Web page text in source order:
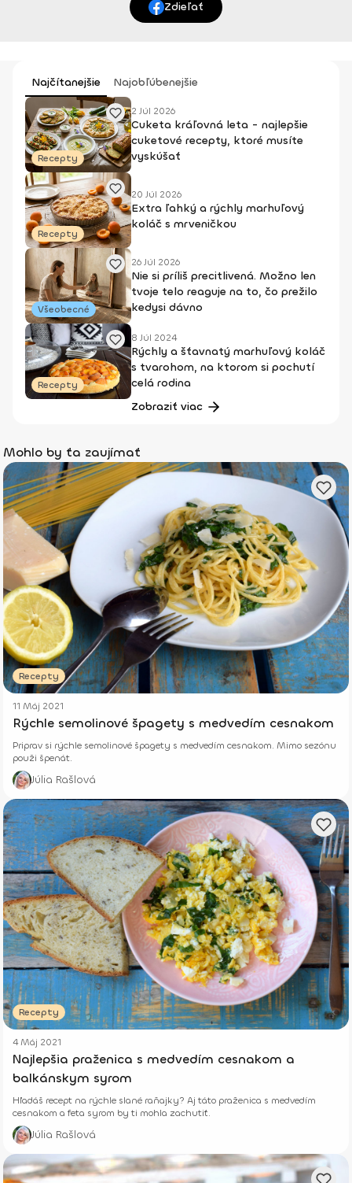
Zdieľať
Najčítanejšie Najobľúbenejšie
Recepty
2 Júl 2026
Cuketa kráľovná leta - najlepšie
cuketové recepty, ktoré musíte
vyskúšať
Recepty
20 Júl 2026
Extra ľahký a rýchly marhuľový
koláč s mrveničkou
Všeobecné
26 Júl 2026
Nie si príliš precitlivená. Možno len
tvoje telo reaguje na to, čo prežilo
kedysi dávno
Recepty
8 Júl 2024
Rýchly a šťavnatý marhuľový koláč
s tvarohom, na ktorom si pochutí
celá rodina
Zobraziť viac
Mohlo by ťa zaujímať
Recepty
11 Máj 2021
Rýchle semolinové špagety s medvedím cesnakom
Priprav si rýchle semolinové špagety s medvedím cesnakom. Mimo sezónu
použi špenát.
Júlia Rašlová
Recepty
4 Máj 2021
Najlepšia praženica s medvedím cesnakom a
balkánskym syrom
Hľadáš recept na rýchle slané raňajky? Aj táto praženica s medvedím
cesnakom a feta syrom by ti mohla zachutiť.
Júlia Rašlová